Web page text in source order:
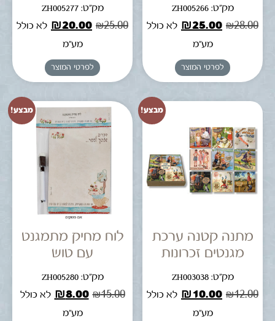
מק"ט: ZH005266
₪28.00
₪25.00
לא כולל
מע"מ
לפרטי המוצר
מק"ט: ZH005277
₪25.00
₪20.00
לא כולל
מע"מ
לפרטי המוצר
מבצע!
מתנה קטנה ערכת
מגנטים זכרונות
מק"ט: ZH003038
₪12.00
₪10.00
לא כולל
מע"מ
מבצע!
לוח מחיק מתמגנט
עם טוש
מק"ט: ZH005280
₪15.00
₪8.00
לא כולל
מע"מ